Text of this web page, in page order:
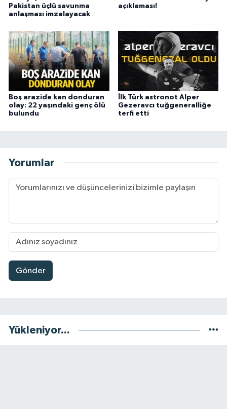
Pakistan üçlü savunma
anlaşması imzalayacak
açıklaması!
Boş arazide kan donduran
olay: 22 yaşındaki genç ölü
bulundu
İlk Türk astronot Alper
Gezeravcı tuğgeneralliğe
terfi etti
Yorumlar
Gönder
Yükleniyor...